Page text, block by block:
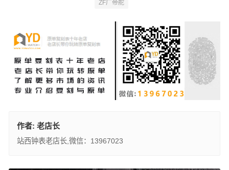
ZF厂帝舵
作者: 老店长
站西钟表老店长,微信：13967023